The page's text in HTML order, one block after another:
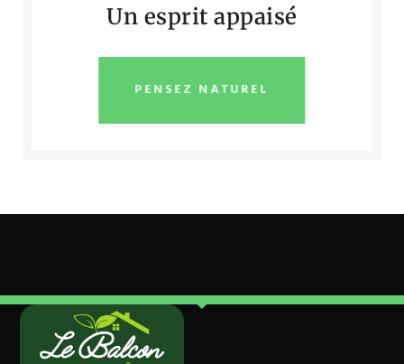
Un esprit appaisé
PENSEZ NATUREL